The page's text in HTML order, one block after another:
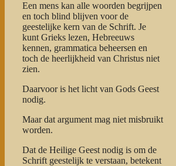
Een mens kan alle woorden begrijpen
en toch blind blijven voor de
geestelijke kern van de Schrift. Je
kunt Grieks lezen, Hebreeuws
kennen, grammatica beheersen en
toch de heerlijkheid van Christus niet
zien.
Daarvoor is het licht van Gods Geest
nodig.
Maar dat argument mag niet misbruikt
worden.
Dat de Heilige Geest nodig is om de
Schrift geestelijk te verstaan, betekent